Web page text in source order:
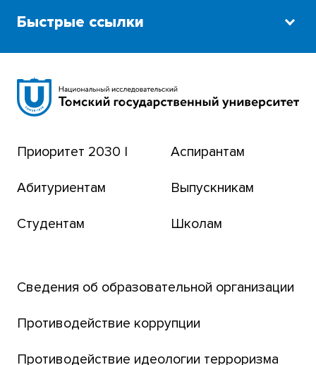
Быстрые ссылки
Сибирский ботанический сад
Томский региональный центр коллективного
Транссибирский научный путь
Парк социогуманитарных технологий ТГУ
Английский для всех
Приоритет 2030 |
Абитуриентам
Студентам
Аспирантам
Выпускникам
Школам
Сведения об образовательной организации
Противодействие коррупции
Противодействие идеологии терроризма